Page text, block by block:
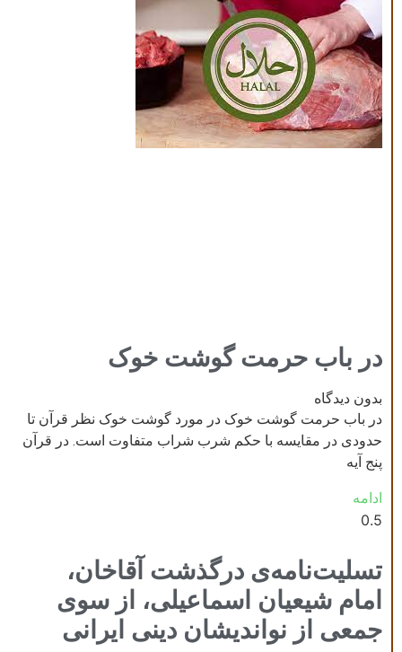
در باب حرمت گوشت خوک
بدون دیدگاه
در باب حرمت گوشت خوک در مورد گوشت خوک نظر قرآن تا
حدودی در مقایسه با حکم شرب شراب متفاوت است. در قرآن
پنج آیه
ادامه
تسلیت‌نامه‌ی درگذشت آقاخان،
امام شیعیان اسماعیلی، از سوی
جمعی از نواندیشان دینی ایرانی